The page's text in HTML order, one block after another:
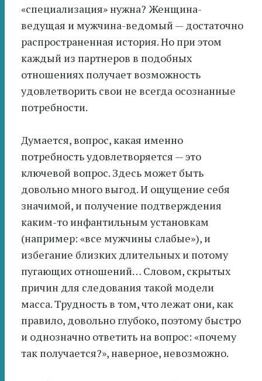
«специализация» нужна? Женщина-
ведущая и мужчина-ведомый — достаточно
распространенная история. Но при этом
каждый из партнеров в подобных
отношениях получает возможность
удовлетворить свои не всегда осознанные
потребности.
Думается, вопрос, какая именно
потребность удовлетворяется — это
ключевой вопрос. Здесь может быть
довольно много выгод. И ощущение себя
значимой, и получение подтверждения
каким-то инфантильным установкам
(например: «все мужчины слабые»), и
избегание близких длительных и потому
пугающих отношений… Словом, скрытых
причин для следования такой модели
масса. Трудность в том, что лежат они, как
правило, довольно глубоко, поэтому быстро
и однозначно ответить на вопрос: «почему
так получается?», наверное, невозможно.